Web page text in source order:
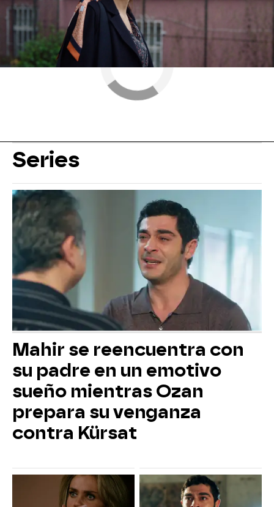
Series
Mahir se reencuentra con
su padre en un emotivo
sueño mientras Ozan
prepara su venganza
contra Kürsat